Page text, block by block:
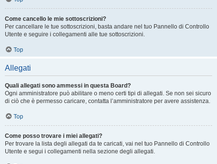
Come cancello le mie sottoscrizioni?
Per cancellare le tue sottoscrizioni, basta andare nel tuo Pannello di Controllo
Utente e seguire i collegamenti alle tue sottoscrizioni.
Top
Allegati
Quali allegati sono ammessi in questa Board?
Ogni amministratore può abilitare o meno certi tipi di allegati. Se non sei sicuro
di ciò che è permesso caricare, contatta l’amministratore per avere assistenza.
Top
Come posso trovare i miei allegati?
Per trovare la lista degli allegati da te caricati, vai nel tuo Pannello di Controllo
Utente e segui i collegamenti nella sezione degli allegati.